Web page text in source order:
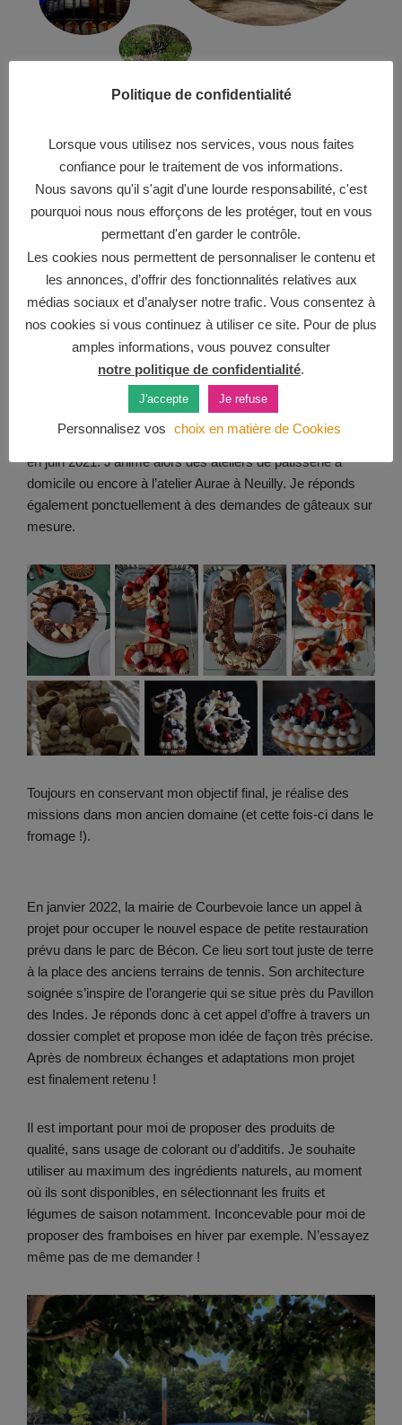
des monuments historiques. En effet, le Pavillon des Indes
son sein le musée Roybet Fould y sont présents. Ces deux
pavillons ont été remontés partiellement dans le parc après
l’exposition universelle de 1878. Mon idée était de proposer
à la mairie de créer dans le parc un lieu de convivialité, où
se retrouver en famille et partager autour de la pâtisserie.
Cela tombait à pic puisque la mairie avait prévu alors de
rénover le parc ! En revanche, le parc étant classé,
s'implanter dans le musée était plus compliqué!
en juin 2021. J’anime alors des ateliers de pâtisserie à
domicile ou encore à l’atelier Aurae à Neuilly. Je réponds
également ponctuellement à des demandes de gâteaux sur
mesure.
Toujours en conservant mon objectif final, je réalise des
missions dans mon ancien domaine (et cette fois-ci dans le
fromage !).
En janvier 2022, la mairie de Courbevoie lance un appel à
projet pour occuper le nouvel espace de petite restauration
prévu dans le parc de Bécon. Ce lieu sort tout juste de terre
à la place des anciens terrains de tennis. Son architecture
soignée s’inspire de l’orangerie qui se situe près du Pavillon
des Indes. Je réponds donc à cet appel d’offre à travers un
dossier complet et propose mon idée de façon très précise.
Après de nombreux échanges et adaptations mon projet
est finalement retenu !
Il est important pour moi de proposer des produits de
qualité, sans usage de colorant ou d’additifs. Je souhaite
utiliser au maximum des ingrédients naturels, au moment
où ils sont disponibles, en sélectionnant les fruits et
légumes de saison notamment. Inconcevable pour moi de
proposer des framboises en hiver par exemple. N’essayez
même pas de me demander !
Politique de confidentialité
Lorsque vous utilisez nos services, vous nous faites
confiance pour le traitement de vos informations.
Nous savons qu'il s'agit d'une lourde responsabilité, c'est
pourquoi nous nous efforçons de les protéger, tout en vous
permettant d'en garder le contrôle.
Les cookies nous permettent de personnaliser le contenu et
les annonces, d’offrir des fonctionnalités relatives aux
médias sociaux et d’analyser notre trafic. Vous consentez à
nos cookies si vous continuez à utiliser ce site. Pour de plus
amples informations, vous pouvez consulter
notre politique de confidentialité.
J'accepte Je refuse
Personnalisez vos choix en matière de Cookies